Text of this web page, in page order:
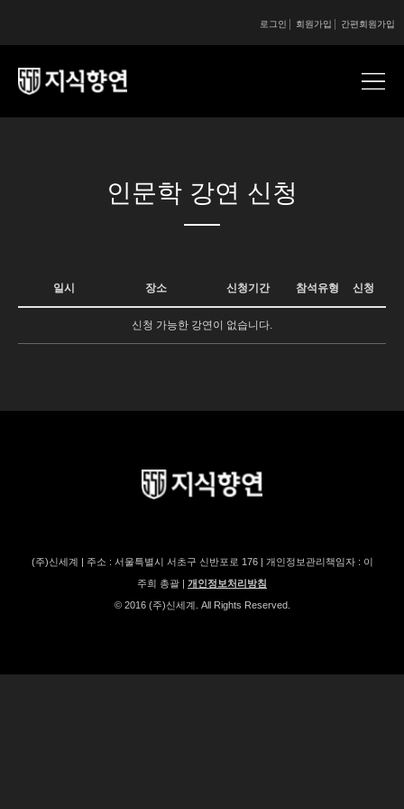
간편회원가입
회원가입
로그인
인문학 강연 신청
일시 장소 신청기간 참석유형 신청
신청 가능한 강연이 없습니다.
(주)신세계 | 주소 : 서울특별시 서초구 신반포로 176 | 개인정보관리책임자 : 이
주희 총괄 | 개인정보처리방침